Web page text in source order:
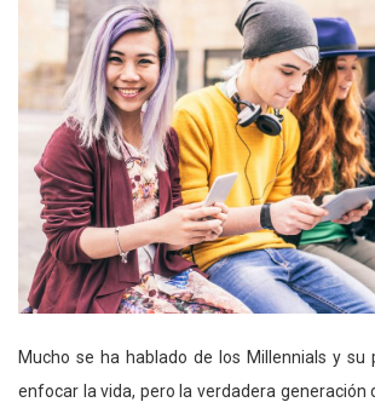
Mucho se ha hablado de los MilIennials y
enfocar la vida, pero la verdadera generación